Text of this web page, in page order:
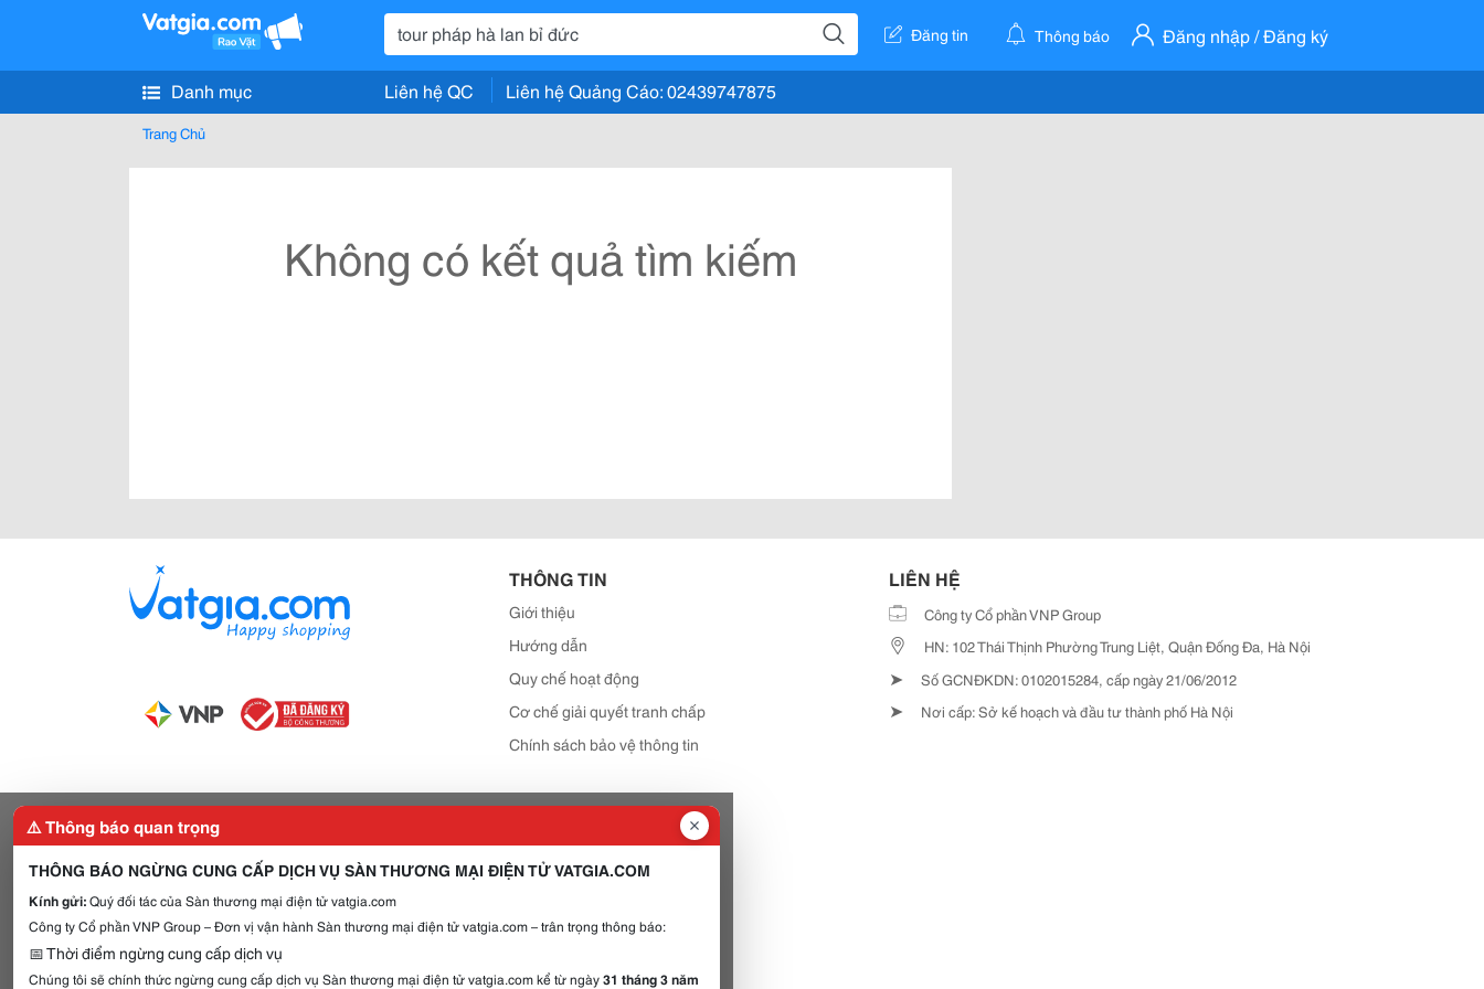
Đăng tin Thông báo Đăng nhập / Đăng ký
Danh mục Liên hệ QC Liên hệ Quảng Cáo: 02439747875
Trang Chủ
Không có kết quả tìm kiếm
THÔNG TIN
Giới thiệu
Hướng dẫn
Quy chế hoạt động
Cơ chế giải quyết tranh chấp
Chính sách bảo vệ thông tin
LIÊN HỆ
Công ty Cổ phần VNP Group
HN: 102 Thái Thịnh Phường Trung Liệt, Quận Đống Đa, Hà Nội
➤ Số GCNĐKDN: 0102015284, cấp ngày 21/06/2012
➤ Nơi cấp: Sở kế hoạch và đầu tư thành phố Hà Nội
⚠️ Thông báo quan trọng
THÔNG BÁO NGỪNG CUNG CẤP DỊCH VỤ SÀN THƯƠNG MẠI ĐIỆN TỬ VATGIA.COM
Kính gửi:Quý đối tác của Sàn thương mại điện tử vatgia.com
Công ty Cổ phần VNP Group – Đơn vị vận hành Sàn thương mại điện tử vatgia.com – trân trọng thông báo:
📅 Thời điểm ngừng cung cấp dịch vụ
Chúng tôi sẽ chính thức ngừng cung cấp dịch vụ Sàn thương mại điện tử vatgia.com kể từ ngày31 tháng 3 năm